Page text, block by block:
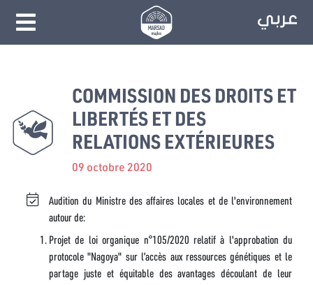
COMMISSION DES DROITS ET
LIBERTÉS ET DES
RELATIONS EXTÉRIEURES
09 octobre 2020
Audition du Ministre des affaires locales et de l'environnement
autour de:
Projet de loi organique n°105/2020 relatif à l'approbation du
protocole "Nagoya" sur l’accès aux ressources génétiques et le
partage juste et équitable des avantages découlant de leur